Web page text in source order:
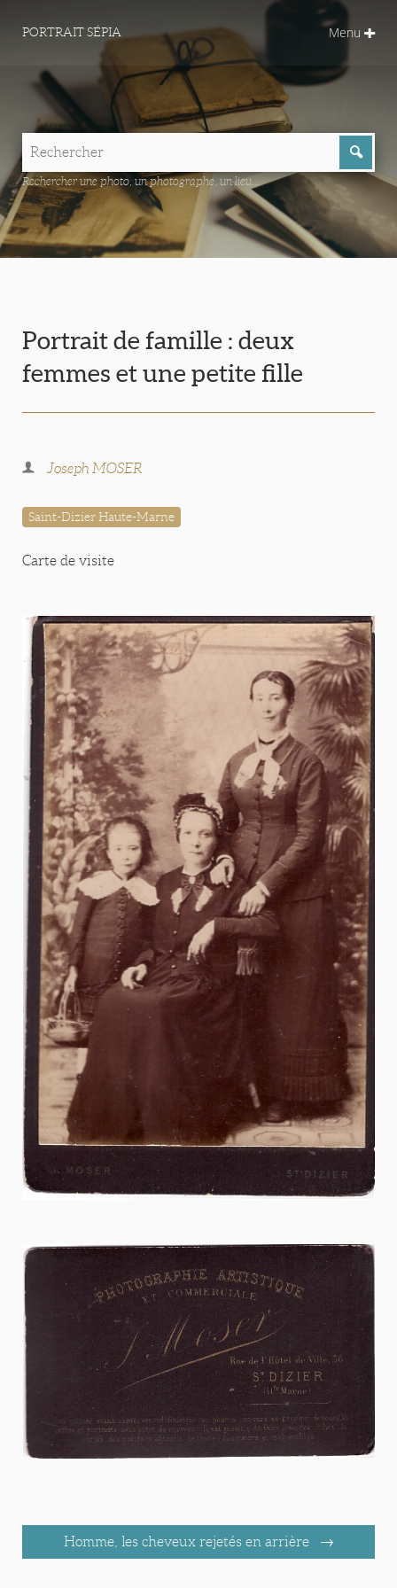
PORTRAIT SÉPIA Menu
Rechercher une photo, un photographe, un lieu...
Portrait de famille : deux
femmes et une petite fille
Joseph MOSER
Saint-Dizier Haute-Marne
Carte de visite
Homme, les cheveux rejetés en arrière